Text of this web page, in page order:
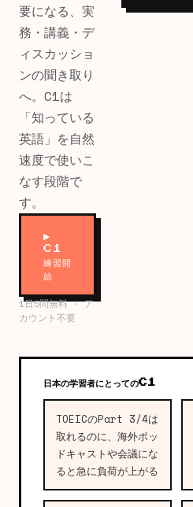
要になる、実
務・講義・デ
ィスカッショ
ンの聞き取り
へ。C1は
「知っている
英語」を自然
速度で使いこ
なす段階で
す。
▶
C1
練習開
始
1日5問無料 · ア
カウント不要
日本の学習者にとってのC1
TOEICのPart 3/4は
取れるのに、海外ポッ
ドキャストや会議にな
ると急に負荷が上がる